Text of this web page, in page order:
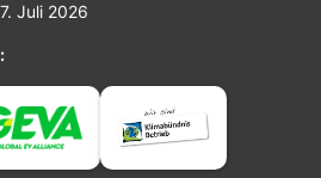
Juli 2026